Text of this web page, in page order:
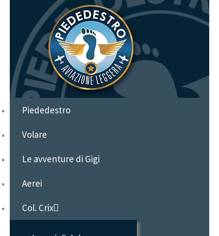
Piededestro
Volare
Le avventure di Gigi
Aerei
Col. Crix